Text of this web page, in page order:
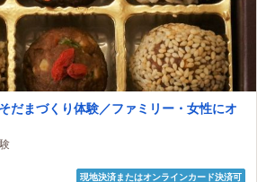
だまづくり体験／ファミリー・女性にオ
現地決済またはオンラインカード決済可